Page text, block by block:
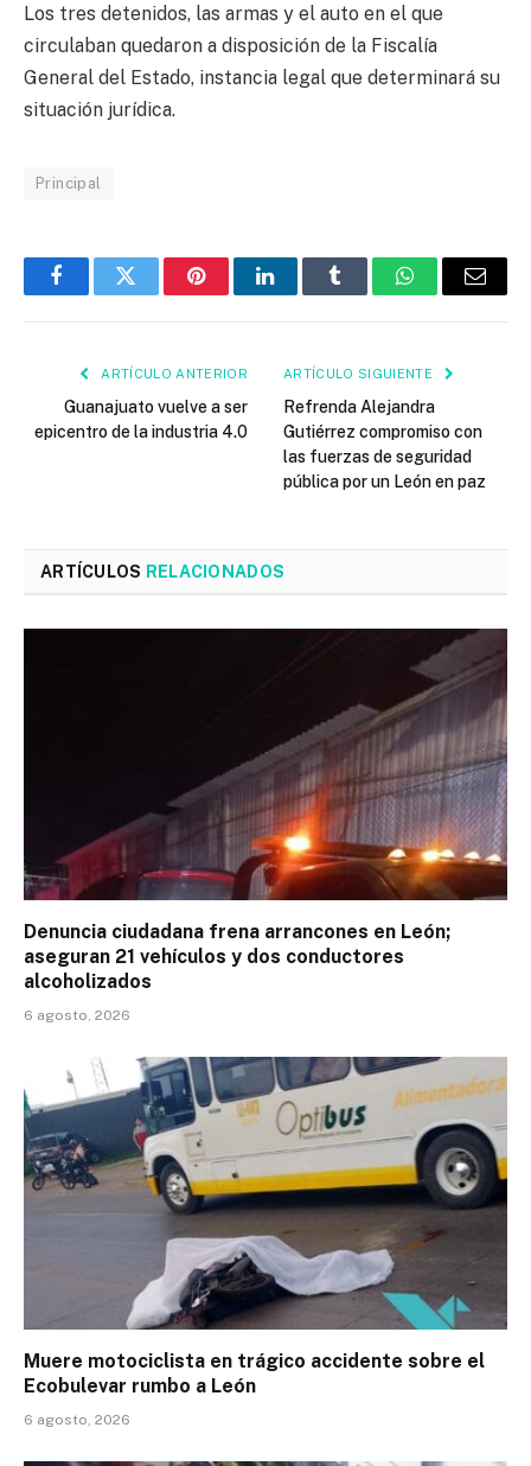
Los tres detenidos, las armas y el auto en el que
circulaban quedaron a disposición de la Fiscalía
General del Estado, instancia legal que determinará su
situación jurídica.
Principal
FacebookTwitter PinterestLinkedInTumblr WhatsAppEmail
ARTÍCULO ANTERIOR
Guanajuato vuelve a ser
epicentro de la industria 4.0
ARTÍCULO SIGUIENTE
Refrenda Alejandra
Gutiérrez compromiso con
las fuerzas de seguridad
pública por un León en paz
ARTÍCULOS RELACIONADOS
Denuncia ciudadana frena arrancones en León;
aseguran 21 vehículos y dos conductores
alcoholizados
6 agosto, 2026
Muere motociclista en trágico accidente sobre el
Ecobulevar rumbo a León
6 agosto, 2026